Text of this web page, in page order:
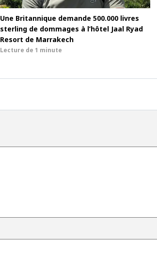
Une Britannique demande 500.000 livres
sterling de dommages à l’hôtel Jaal Ryad
Resort de Marrakech
Lecture de 1 minute